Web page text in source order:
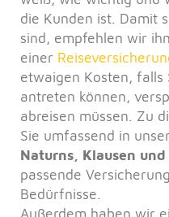
die Kunden ist. Damit
sind, empfehlen wir
einer
etwaigen Kosten, falls
antreten können,
abreisen müssen. Zu
Sie umfassend in
Naturns, Klausen
passende
Bedürfnisse.
Außerdem haben wir